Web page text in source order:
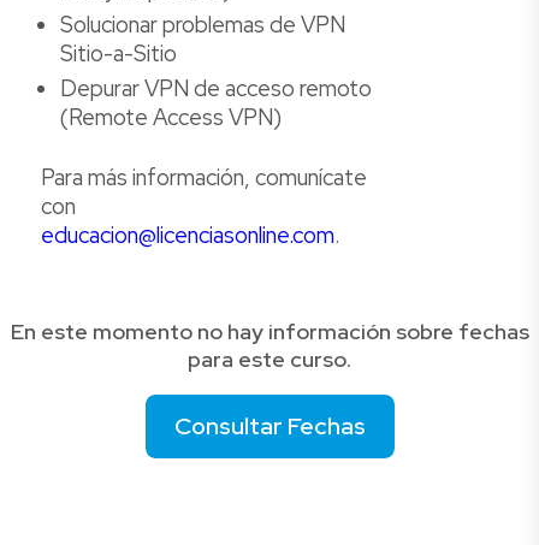
Solucionar problemas de VPN
Sitio-a-Sitio
Depurar VPN de acceso remoto
(Remote Access VPN)
Para más información, comunícate
con
educacion@licenciasonline.com.
En este momento no hay información sobre fechas
para este curso.
Consultar Fechas